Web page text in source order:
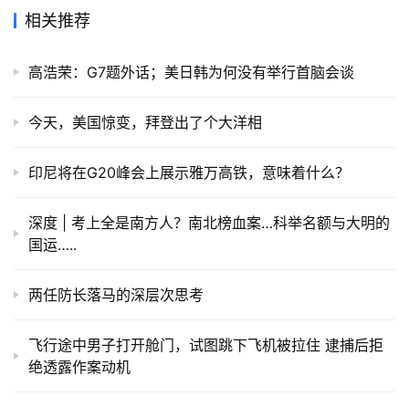
相关推荐
高浩荣：G7题外话；美日韩为何没有举行首脑会谈
今天，美国惊变，拜登出了个大洋相
印尼将在G20峰会上展示雅万高铁，意味着什么？
深度 | 考上全是南方人？南北榜血案…科举名额与大明的
国运…..
两任防长落马的深层次思考
飞行途中男子打开舱门，试图跳下飞机被拉住 逮捕后拒
绝透露作案动机